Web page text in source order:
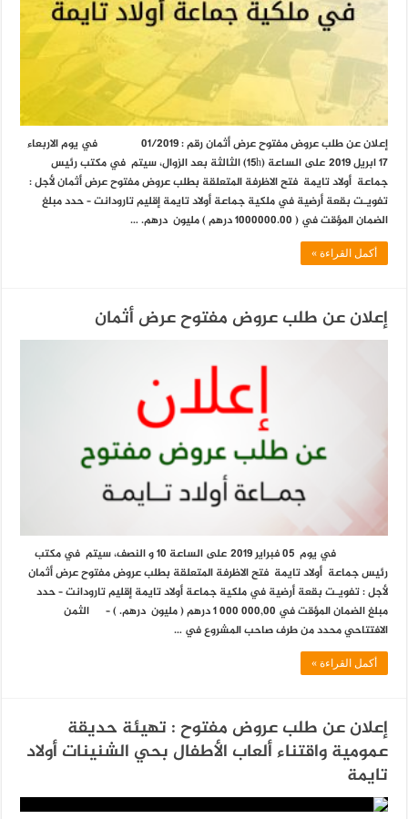
إعلان عن طلب عروض مفتوح عرض أثمان رقم : 01/2019 في يوم الاربعاء
17 ابريل 2019 على الساعة (15h) الثالثة بعد الزوال، سيتم في مكتب رئيس
جماعة أولاد تايمة فتح الاظرفة المتعلقة بطلب عروض مفتوح عرض أثمان لأجل :
تفويـت بقعة أرضية في ملكية جماعة أولاد تايمة إقليم تارودانت – حدد مبلغ
الضمان المؤقت في ( 1000000.00 درهم ) مليون درهم. …
أكمل القراءة »
إعلان عن طلب عروض مفتوح عرض أثمان
في يوم 05 فبراير 2019 على الساعة 10 و النصف، سيتم في مكتب
رئيس جماعة أولاد تايمة فتح الاظرفة المتعلقة بطلب عروض مفتوح عرض أثمان
لأجل : تفويـت بقعة أرضية في ملكية جماعة أولاد تايمة إقليم تارودانت – حدد
مبلغ الضمان المؤقت في 000,00 000 1 درهم ( مليون درهم. ) – الثمن
الافتتاحي محدد من طرف صاحب المشروع في …
أكمل القراءة »
إعلان عن طلب عروض مفتوح : تهيئة حديقة
عمومية واقتناء ألعاب الأطفال بحي الشنينات أولاد
تايمة